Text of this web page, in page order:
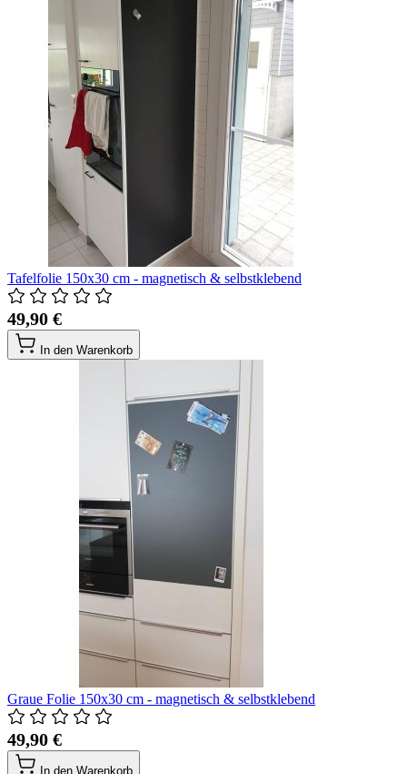
Tafelfolie 150x30 cm - magnetisch & selbstklebend
49,90 €
In den Warenkorb
Graue Folie 150x30 cm - magnetisch & selbstklebend
49,90 €
In den Warenkorb